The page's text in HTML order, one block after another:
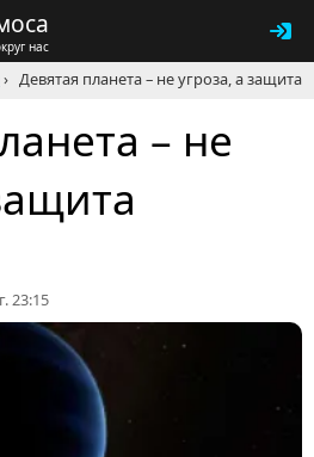
нас
› Девятая планета – не угроза, а защита
– не
23:15